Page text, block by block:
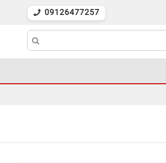
09126477257